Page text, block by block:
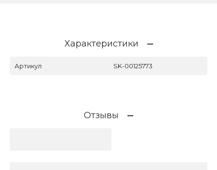
Характеристики
Артикул SK-00125773
Отзывы